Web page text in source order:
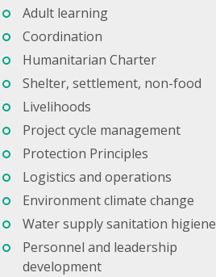
Adult learning
Coordination
Humanitarian Charter
Shelter, settlement, non-food
Livelihoods
Project cycle management
Protection Principles
Logistics and operations
Environment climate change
Water supply sanitation higiene
Personnel and leadership
development